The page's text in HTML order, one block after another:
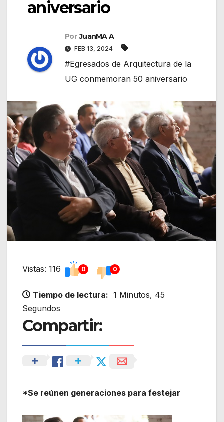
aniversario
Por JuanMA A
FEB 13, 2024
#Egresados de Arquitectura de la
UG conmemoran 50 aniversario
Vistas: 116 0 0
Tiempo de lectura: 1 Minutos, 45
Segundos
Compartir:
*Se reúnen generaciones para festejar